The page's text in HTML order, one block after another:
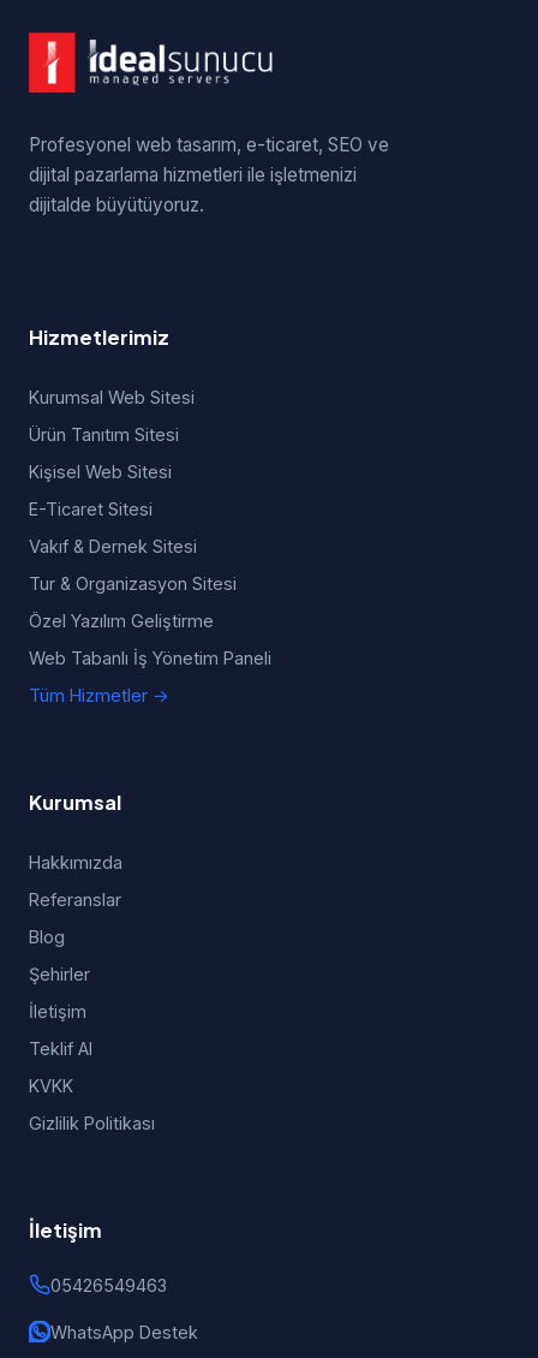
Profesyonel web tasarım, e-ticaret, SEO ve
dijital pazarlama hizmetleri ile işletmenizi
dijitalde büyütüyoruz.
Hizmetlerimiz
Kurumsal Web Sitesi
Ürün Tanıtım Sitesi
Kişisel Web Sitesi
E-Ticaret Sitesi
Vakıf & Dernek Sitesi
Tur & Organizasyon Sitesi
Özel Yazılım Geliştirme
Web Tabanlı İş Yönetim Paneli
Tüm Hizmetler →
Kurumsal
Hakkımızda
Referanslar
Blog
Şehirler
İletişim
Teklif Al
KVKK
Gizlilik Politikası
İletişim
05426549463
WhatsApp Destek